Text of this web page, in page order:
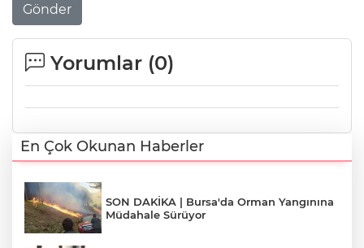
Gönder
Yorumlar (0)
En Çok Okunan Haberler
SON DAKİKA | Bursa'da Orman Yangınına
Müdahale Sürüyor